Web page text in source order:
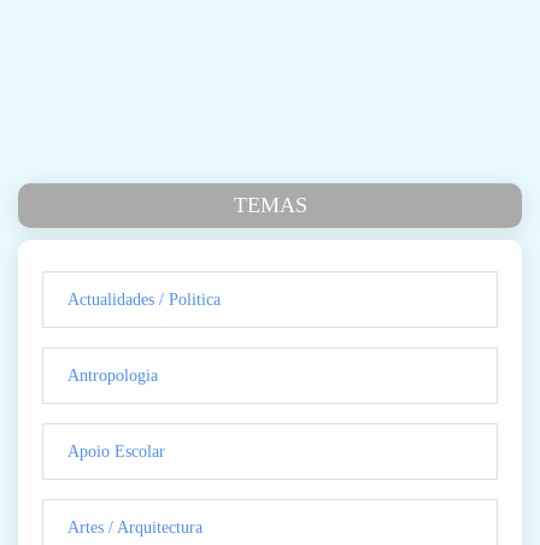
TEMAS
Actualidades / Politica
Antropologia
Apoio Escolar
Artes / Arquitectura